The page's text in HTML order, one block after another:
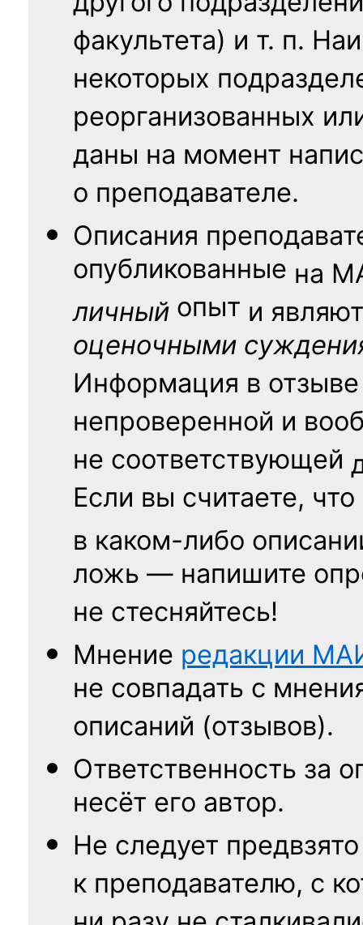
факультета) и т. п.
некоторых
реорганизованных
даны на момент
о преподавателе.
Описания
опубликованные на
личный опыт и
оценочными
Информация в
непроверенной и
не соответствующей
Если вы считаете, что
в каком-либо
ложь — напишите
не стесняйтесь!
Мнение редакции
не совпадать с
описаний (отзывов).
Ответственность за
несёт его автор.
Не следует
к преподавателю, с